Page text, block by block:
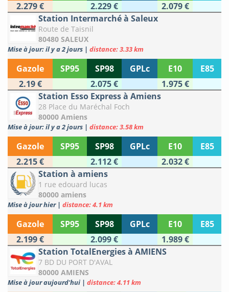
2.279 €
2.229 €
2.079 €
Station Intermarché à Saleux
Route de Taisnil
80480 SALEUX
Mise à jour: il y a 2 jours | distance: 3.33 km
Gazole SP95 SP98 GPLc E10
E85
2.19 €
2.075 €
1.975 €
Station Esso Express à Amiens
28 Place du Maréchal Foch
80000 Amiens
Mise à jour: il y a 2 jours | distance: 3.58 km
Gazole SP95 SP98 GPLc E10
E85
2.215 €
2.112 €
2.032 €
Station à amiens
1 rue edouard lucas
80000 amiens
Mise à jour hier | distance: 4.1 km
Gazole SP95 SP98 GPLc E10
E85
2.199 €
2.099 €
1.989 €
Station TotalEnergies à AMIENS
7 BD DU PORT D'AVAL
80000 AMIENS
Mise à jour aujourd'hui | distance: 4.11 km